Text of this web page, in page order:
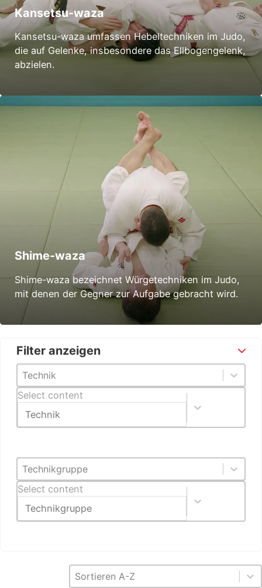
Kansetsu-waza
Kansetsu-waza umfassen Hebeltechniken im Judo,
die auf Gelenke, insbesondere das Ellbogengelenk,
abzielen.
Shime-waza
Shime-waza bezeichnet Würgetechniken im Judo,
mit denen der Gegner zur Aufgabe gebracht wird.
Filter anzeigen
[Techniken / Videos] Technik [DE]
Select content
Select content
[Techniken / Videos] Technikgruppe [DE]
Select content
Select content
Sortieren [DE]
Sort content